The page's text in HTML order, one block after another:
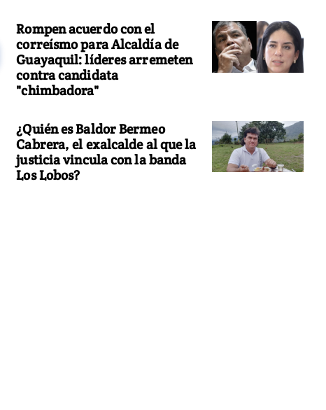
Rompen acuerdo con el
correísmo para Alcaldía de
Guayaquil: líderes arremeten
contra candidata
"chimbadora"
¿Quién es Baldor Bermeo
Cabrera, el exalcalde al que la
justicia vincula con la banda
Los Lobos?